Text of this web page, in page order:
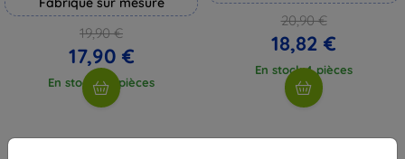
19,90 €
17,90 €
En stock > 5 pièces
20,90 €
18,82 €
En stock 4 pièces